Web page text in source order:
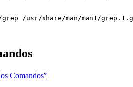
/usr/share/man/man1/
Comandos”